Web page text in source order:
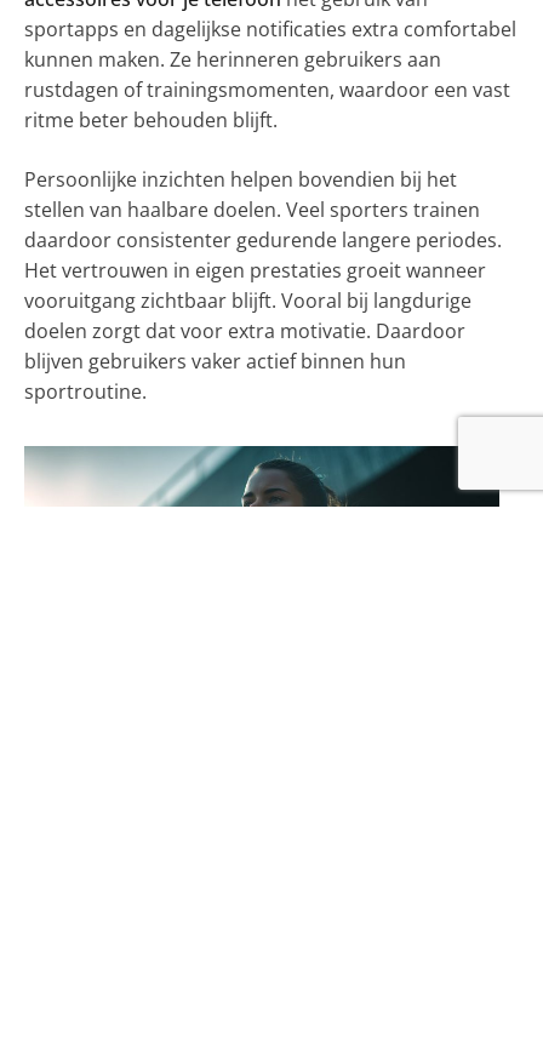
sportapps en dagelijkse notificaties extra comfortabel
kunnen maken. Ze herinneren gebruikers aan
rustdagen of trainingsmomenten, waardoor een vast
ritme beter behouden blijft.
Persoonlijke inzichten helpen bovendien bij het
stellen van haalbare doelen. Veel sporters trainen
daardoor consistenter gedurende langere periodes.
Het vertrouwen in eigen prestaties groeit wanneer
vooruitgang zichtbaar blijft. Vooral bij langdurige
doelen zorgt dat voor extra motivatie. Daardoor
blijven gebruikers vaker actief binnen hun
sportroutine.